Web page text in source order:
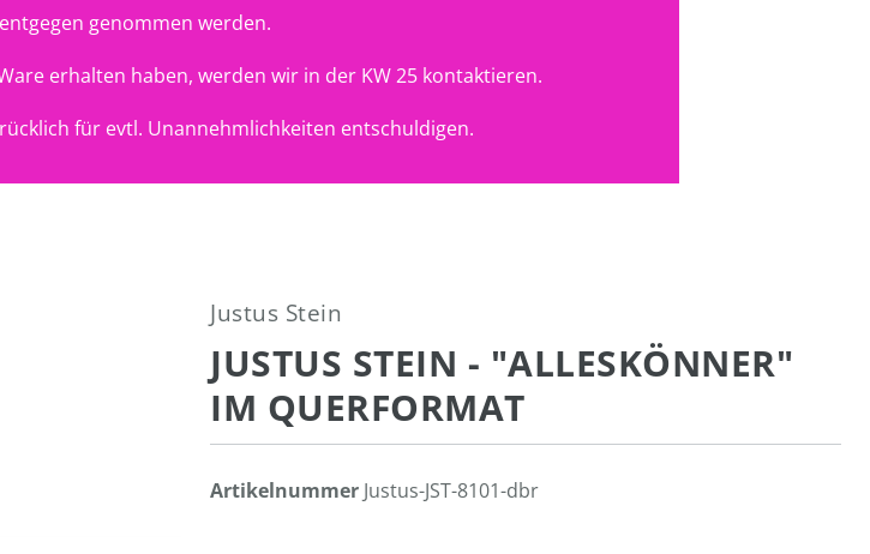
genommen werden.
erhalten haben, werden wir in der KW 25 kontaktieren.
für evtl. Unannehmlichkeiten entschuldigen.
Justus Stein
JUSTUS STEIN - "ALLESKÖNNER"
IM QUERFORMAT
Artikelnummer Justus-JST-8101-dbr